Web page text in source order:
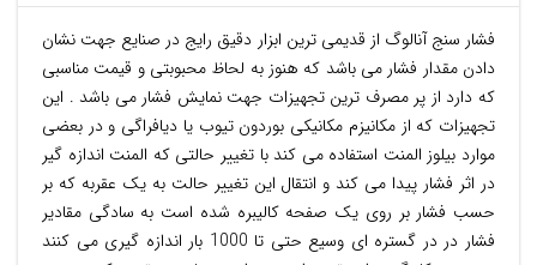
فشار سنج آنالوگ از قدیمی ترین ابزار دقیق رایج در صنایع جهت نشان
دادن مقدار فشار می باشد که هنوز به لحاظ محبوبتی و قیمت مناسبی
که دارد از پر مصرف ترین تجهیزات جهت نمایش فشار می باشد . این
تجهیزات که از مکانیزم مکانیکی بوردون تیوب یا دیافراگی و در بعضی
موارد بیلوز المنت استفاده می کند با تغییر حالتی که المنت اندازه گیر
در اثر فشار پیدا می کند و انتقال این تغییر حالت به یک عقربه که بر
حسب فشار بر روی یک صفحه کالیبره شده است به سادگی مقادیر
فشار در در گستره ای وسیع حتی تا 1000 بار اندازه گیری می کنند